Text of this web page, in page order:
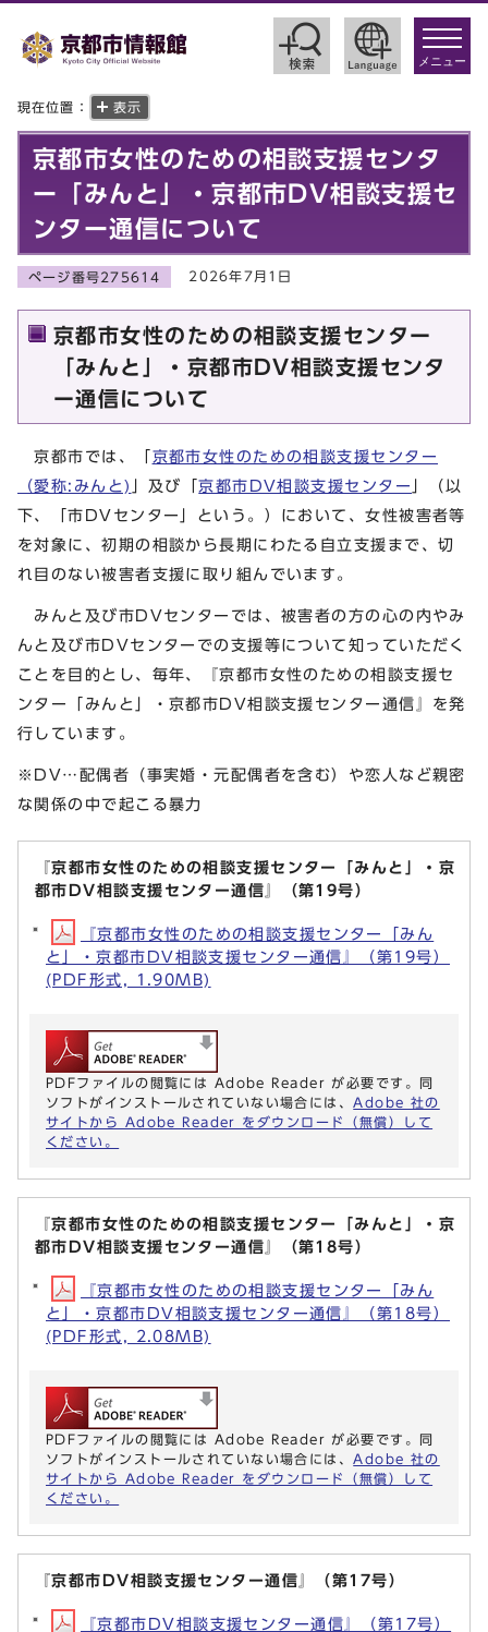
toggle
メニュー
現在位置： 表示
京都市女性のための相談支援センタ
ー「みんと」・京都市DV相談支援セ
ンター通信について
ページ番号275614 2026年7月1日
京都市女性のための相談支援センター
「みんと」・京都市DV相談支援センタ
ー通信について
京都市では、「 京都市女性のための相談支援センター
（愛称:みんと)
」及び「京都市DV相談支援センター
」（以
下、「市DVセンター」という。）において、女性被害者等
を対象に、初期の相談から長期にわたる自立支援まで、切
れ目のない被害者支援に取り組んでいます。
みんと及び市DVセンターでは、被害者の方の心の内やみ
んと及び市DVセンターでの支援等について知っていただく
ことを目的とし、毎年、『京都市女性のための相談支援セ
ンター「みんと」・京都市DV相談支援センター通信』を発
行しています。
※DV…配偶者（事実婚・元配偶者を含む）や恋人など親密
な関係の中で起こる暴力
『京都市女性のための相談支援センター「みんと」・京
都市DV相談支援センター通信』（第19号）
『京都市女性のための相談支援センター「みん
と」・京都市DV相談支援センター通信』（第19号）
(PDF形式, 1.90MB)
PDFファイルの閲覧には Adobe Reader が必要です。同
ソフトがインストールされていない場合には、 Adobe 社の
サイトから Adobe Reader をダウンロード（無償）して
ください。
『京都市女性のための相談支援センター「みんと」・京
都市DV相談支援センター通信』（第18号）
『京都市女性のための相談支援センター「みん
と」・京都市DV相談支援センター通信』（第18号）
(PDF形式, 2.08MB)
PDFファイルの閲覧には Adobe Reader が必要です。同
ソフトがインストールされていない場合には、 Adobe 社の
サイトから Adobe Reader をダウンロード（無償）して
ください。
『京都市DV相談支援センター通信』（第17号）
『京都市DV相談支援センター通信』（第17号）